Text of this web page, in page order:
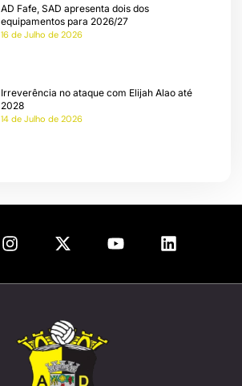
AD Fafe, SAD apresenta dois dos
equipamentos para 2026/27
16 de Julho de 2026
Irreverência no ataque com Elijah Alao até
2028
14 de Julho de 2026